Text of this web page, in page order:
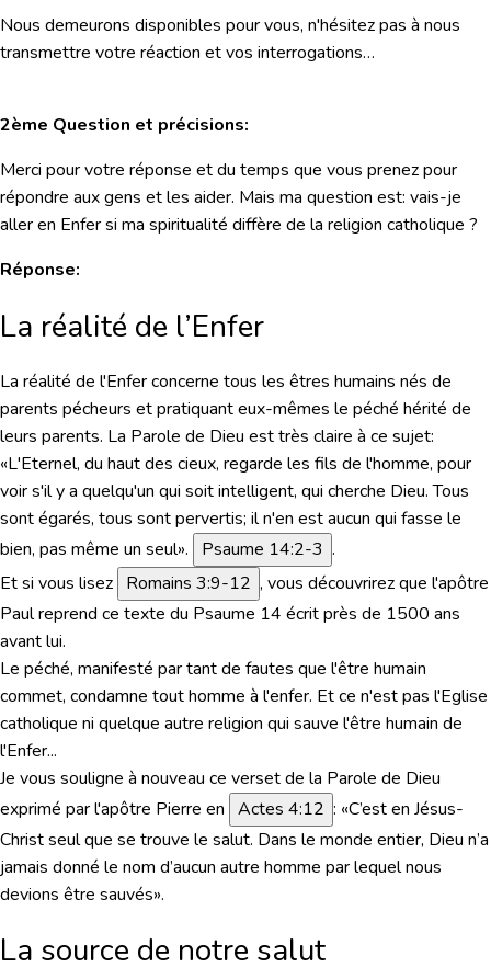
Nous demeurons disponibles pour vous, n'hésitez pas à nous
transmettre votre réaction et vos interrogations…
2ème Question et précisions:
Merci pour votre réponse et du temps que vous prenez pour
répondre aux gens et les aider. Mais ma question est: vais-je
aller en Enfer si ma spiritualité diffère de la religion catholique ?
Réponse:
La réalité de l’Enfer
La réalité de l'Enfer concerne tous les êtres humains nés de
parents pécheurs et pratiquant eux-mêmes le péché hérité de
leurs parents. La Parole de Dieu est très claire à ce sujet:
«L'Eternel, du haut des cieux, regarde les fils de l'homme, pour
voir s'il y a quelqu'un qui soit intelligent, qui cherche Dieu. Tous
sont égarés, tous sont pervertis; il n'en est aucun qui fasse le
bien, pas même un seul». Psaume 14:2-3 .
Et si vous lisez Romains 3:9-12 , vous découvrirez que l'apôtre
Paul reprend ce texte du Psaume 14 écrit près de 1500 ans
avant lui.
Le péché, manifesté par tant de fautes que l'être humain
commet, condamne tout homme à l'enfer. Et ce n'est pas l'Eglise
catholique ni quelque autre religion qui sauve l'être humain de
l'Enfer...
Je vous souligne à nouveau ce verset de la Parole de Dieu
exprimé par l'apôtre Pierre en Actes 4:12 : «C’est en Jésus-
Christ seul que se trouve le salut. Dans le monde entier, Dieu n’a
jamais donné le nom d’aucun autre homme par lequel nous
devions être sauvés».
La source de notre salut